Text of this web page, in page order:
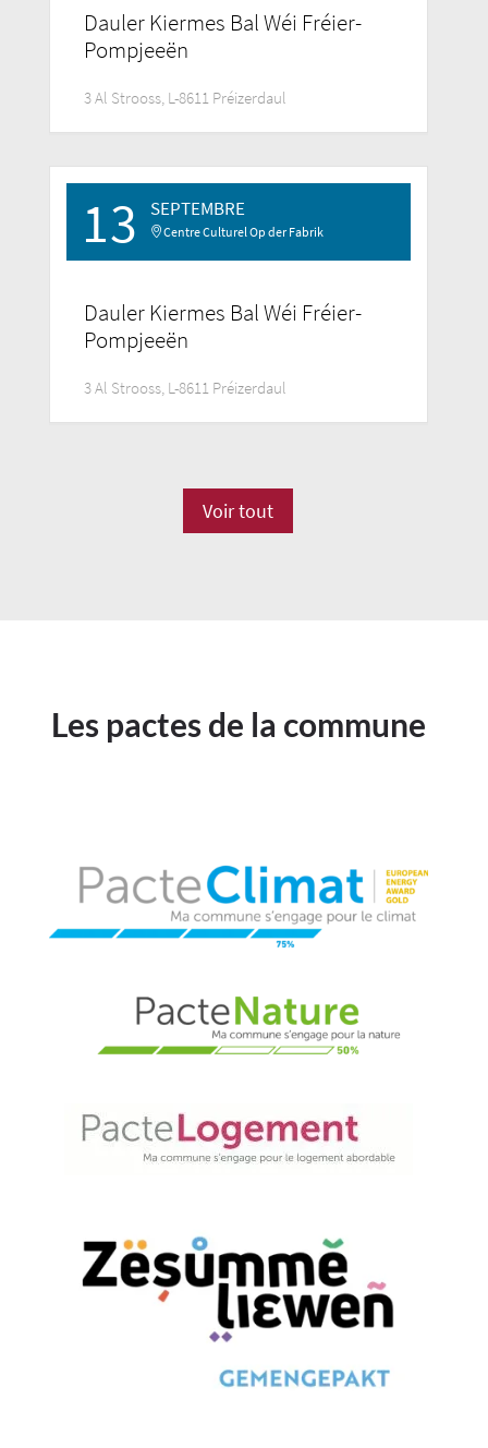
Dauler Kiermes Bal Wéi Fréier-
Pompjeeën
3 Al Strooss, L-8611 Préizerdaul
13 SEPTEMBRE
Centre Culturel Op der Fabrik
Dauler Kiermes Bal Wéi Fréier-
Pompjeeën
3 Al Strooss, L-8611 Préizerdaul
Voir tout
Les pactes de la commune